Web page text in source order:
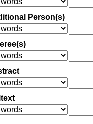
Person(s)